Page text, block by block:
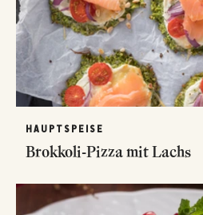
HAUPTSPEISE
Brokkoli-Pizza mit Lachs